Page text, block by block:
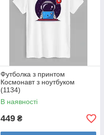
Футболка з принтом
Космонавт з ноутбуком
(1134)
В наявності
449 ₴